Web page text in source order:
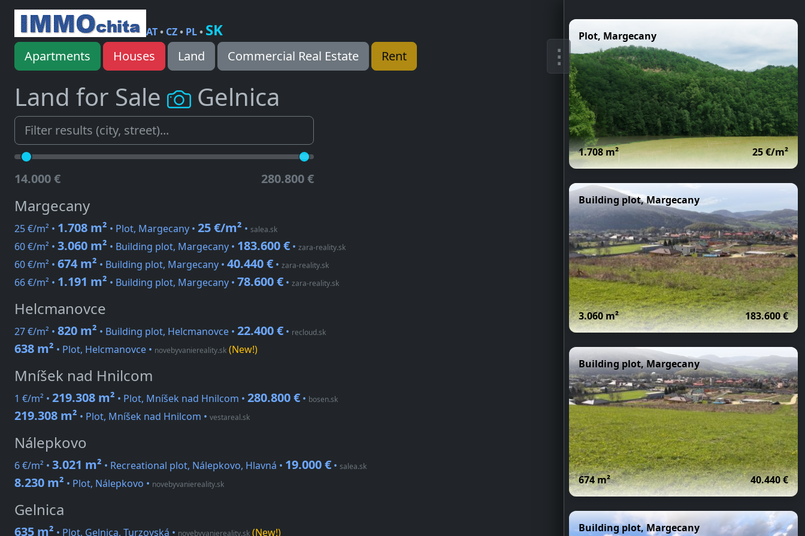
AT• CZ• PL• SK
Apartments Houses Land Commercial Real Estate Rent
Land for Sale Gelnica
14.000 € 280.800 €
Margecany
25 €/m² • 1.708 m² • Plot, Margecany • 25 €/m² • salea.sk
60 €/m² • 3.060 m² • Building plot, Margecany • 183.600 € • zara-reality.sk
60 €/m² • 674 m² • Building plot, Margecany • 40.440 € • zara-reality.sk
66 €/m² • 1.191 m² • Building plot, Margecany • 78.600 € • zara-reality.sk
Helcmanovce
27 €/m² • 820 m² • Building plot, Helcmanovce • 22.400 € • recloud.sk
638 m² • Plot, Helcmanovce • novebyvaniereality.sk (New!)
Mníšek nad Hnilcom
1 €/m² • 219.308 m² • Plot, Mníšek nad Hnilcom • 280.800 € • bosen.sk
219.308 m² • Plot, Mníšek nad Hnilcom • vestareal.sk
Nálepkovo
6 €/m² • 3.021 m² • Recreational plot, Nálepkovo, Hlavná • 19.000 € • salea.sk
8.230 m² • Plot, Nálepkovo • novebyvaniereality.sk
Gelnica
635 m² • Plot, Gelnica, Turzovská • novebyvaniereality.sk (New!)